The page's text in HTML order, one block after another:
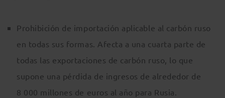
Prohibición de importación aplicable al carbón ruso
en todas sus formas. Afecta a una cuarta parte de
todas las exportaciones de carbón ruso, lo que
supone una pérdida de ingresos de alrededor de
8 000 millones de euros al año para Rusia.